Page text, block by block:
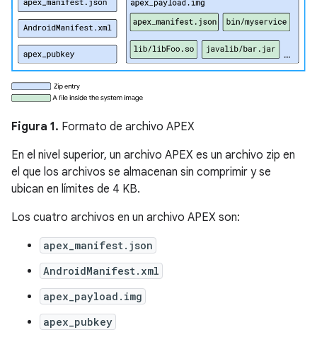
Figura 1. Formato de archivo APEX
En el nivel superior, un archivo APEX es un archivo zip en
el que los archivos se almacenan sin comprimir y se
ubican en límites de 4 KB.
Los cuatro archivos en un archivo APEX son:
apex_manifest.json
AndroidManifest.xml
apex_payload.img
apex_pubkey